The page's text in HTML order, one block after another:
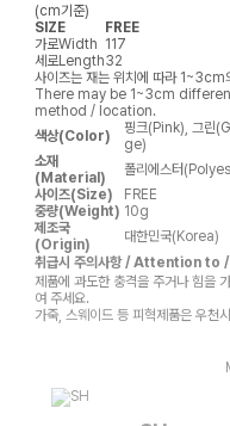
(cm기준)
SIZE
FREE
가로Width 117
세로Length32
사이즈는 재는 위치에 따라 1~3cm
There may be 1~3cm
method / location.
색상(Color)
핑크(Pink), 그린
ge)
소재
(Material)
폴리에스터
사이즈(Size)
FREE
중량(Weight) 10g
제조국
(Origin)
대한민국(Korea)
취급시 주의사항 / Attention to
제품에 과도한 충격을 주거나 힘을
여 주세요.
가죽, 스웨이드 등 피혁제품은 우천